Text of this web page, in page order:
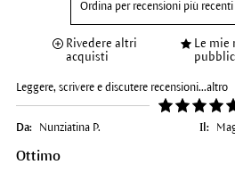
Rivedere altri
acquisti
Le
Leggere, scrivere e discutere recensioni...altro
Da: Nunziatina P. Il:
Ottimo